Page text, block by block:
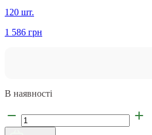
120 шт.
1 586 грн
В наявності